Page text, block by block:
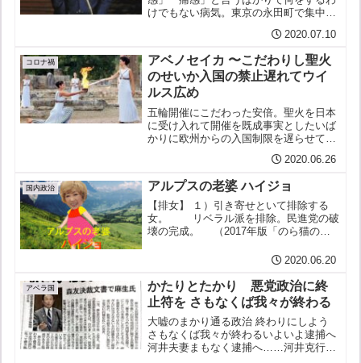
けでもない病気。東京の永田町で集中的
「国民にお詫び申し上げる」だの「真摯
に」だの「襟を正す」だの「説明責任」
だの「緊張感をもって」だの、...
2020.07.10
コロナ禍
アベノセイカ 〜こだわりし聖火
のせいか入国の禁止遅れてウイ
ルス広め
五輪開催にこだわった安倍。聖火を日本
に受け入れて開催を既成事実としたいば
かりに欧州からの入国制限を遅らせてい
した欧州由来の新型コロナウイルス。研
究セイカ！公立感染症研究所の研究でそ
のことがわかる。他紙は報...
2020.06.26
国内政治 アルプスの老婆 ハイジョ
【排女】 １）引き寄せといて排除する
女。 リベラル派を排除。民進党の破
壊の完成。 （2017年版「のら猫の悪
女。（2018年版） 人を排除するつ
気に入らない...
2020.06.20
アベラ国
かたりとたかり 悪党政治に終
止符を さもなくば我々が終わる
大嘘のまかり通る政治 終わりにしよう
さもなくば我々が終わるいよいよ逮捕へ
河井夫妻まもなく逮捕へ……河井克行・